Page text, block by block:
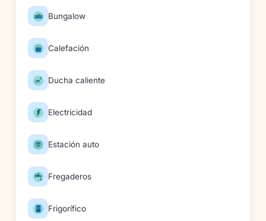
Bungalow
Calefación
Ducha caliente
Electricidad
Estación auto
Fregaderos
Frigorífico